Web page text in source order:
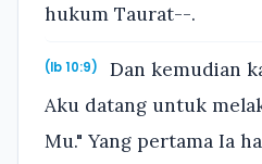
hukum Taurat--.
(Ib 10:9)
Dan kemudian
Aku datang untuk
Mu." Yang pertama Ia